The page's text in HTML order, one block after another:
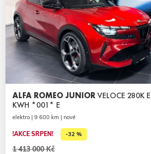
ALFA ROMEO JUNIORVELOCE 280K
KWH *001* E
elektro | 9 600 km | nové
!AKCE SRPEN! -32 %
1 413 000 Kč